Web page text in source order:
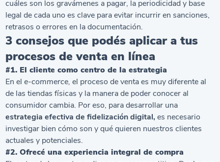
cuáles son los gravámenes a pagar, la periodicidad y base
legal de cada uno es clave para evitar incurrir en sanciones,
retrasos o errores en la documentación.
3 consejos que podés aplicar a tus
procesos de venta en línea
#1. El cliente como centro de la estrategia
En ele-commerce, el proceso de venta es muy diferente al
de las tiendas físicas y la manera de poder conocer al
consumidor cambia. Por eso, para desarrollar una
estrategia efectiva de fidelización digital, es necesario
investigar bien cómo son y qué quieren nuestros clientes
actuales y potenciales.
#2. Ofrecé una experiencia integral de compra